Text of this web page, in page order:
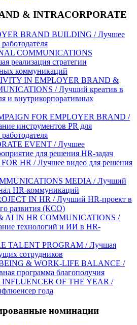
& INTRACORPORATE
BRAND BUILDING / Лучшее
COMMUNICATIONS
реализация стратегии
коммуникаций
IN EMPLOYER BRAND &
/ Лучший креатив в
и внутрикорпоративных
FOR EMPLOYER BRAND /
инструментов PR для
EVENT / Лучшее
для решения HR-задач
HR / Лучшее видео для решения
MEDIA / Лучший
HR-коммуникаций
IN HR / Лучший HR-проект в
развития (КСО)
AI IN HR COMMUNICATIONS /
технологий и ИИ в HR-
TALENT PROGRAM / Лучшая
сотрудников
& WORK-LIFE BALANCE /
программа благополучия
INFLUENCER OF THE YEAR /
года
номинации